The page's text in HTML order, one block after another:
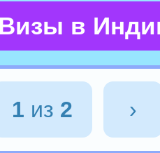
Визы в
1 из 2 ›